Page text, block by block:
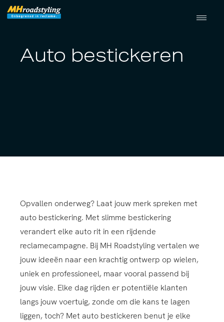
Auto bestickeren
Opvallen onderweg? Laat jouw merk spreken met
auto bestickering. Met slimme bestickering
verandert elke auto rit in een rijdende
reclamecampagne. Bij MH Roadstyling vertalen we
jouw ideeën naar een krachtig ontwerp op wielen,
uniek en professioneel, maar vooral passend bij
jouw visie. Elke dag rijden er potentiële klanten
langs jouw voertuig, zonde om die kans te lagen
liggen, toch? Met auto bestickeren benut je elke